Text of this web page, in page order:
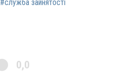
#служба зайнятості
0,0